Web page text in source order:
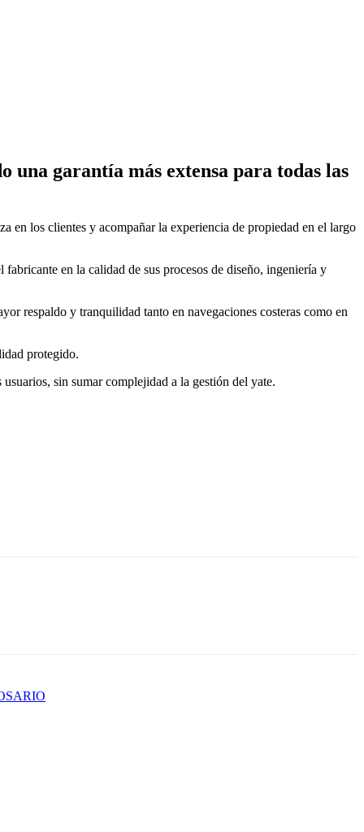
garantía más extensa para todas las
en los clientes y acompañar la experiencia de propiedad en el largo
en la calidad de sus procesos de diseño, ingeniería y
respaldo y tranquilidad tanto en navegaciones costeras como en
protegido.
sin sumar complejidad a la gestión del yate.